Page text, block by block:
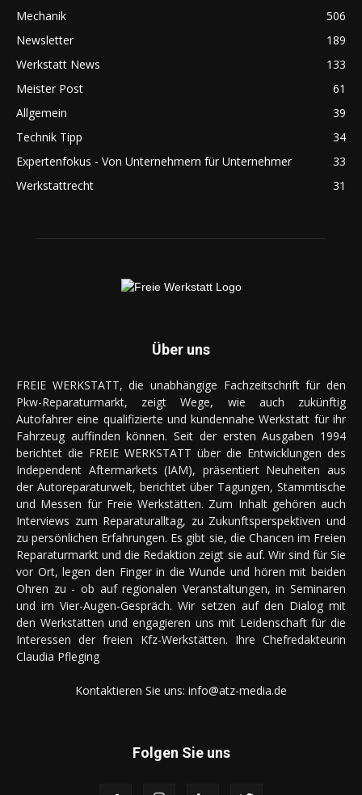
Mechanik
506
Newsletter
189
Werkstatt News
133
Meister Post
61
Allgemein
39
Technik Tipp
34
Expertenfokus - Von Unternehmern für Unternehmer
33
Werkstattrecht
31
Über uns
FREIE WERKSTATT, die unabhängige Fachzeitschrift für den
Pkw-Reparaturmarkt, zeigt Wege, wie auch zukünftig
Autofahrer eine qualifizierte und kundennahe Werkstatt für ihr
Fahrzeug auffinden können. Seit der ersten Ausgaben 1994
berichtet die FREIE WERKSTATT über die Entwicklungen des
Independent Aftermarkets (IAM), präsentiert Neuheiten aus
der Autoreparaturwelt, berichtet über Tagungen, Stammtische
und Messen für Freie Werkstätten. Zum Inhalt gehören auch
Interviews zum Reparaturalltag, zu Zukunftsperspektiven und
zu persönlichen Erfahrungen. Es gibt sie, die Chancen im Freien
Reparaturmarkt und die Redaktion zeigt sie auf. Wir sind für Sie
vor Ort, legen den Finger in die Wunde und hören mit beiden
Ohren zu - ob auf regionalen Veranstaltungen, in Seminaren
und im Vier-Augen-Gespräch. Wir setzen auf den Dialog mit
den Werkstätten und engagieren uns mit Leidenschaft für die
Interessen der freien Kfz-Werkstätten. Ihre Chefredakteurin
Claudia Pfleging
Kontaktieren Sie uns: info@atz-media.de
Folgen Sie uns